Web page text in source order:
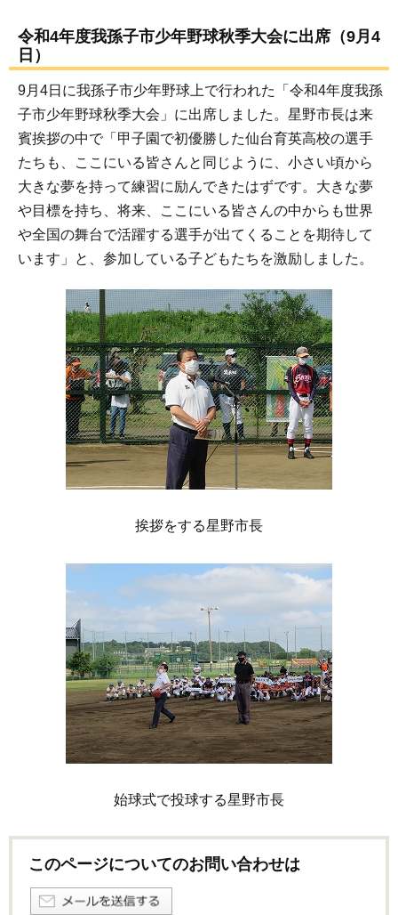
令和4年度我孫子市少年野球秋季大会に出席（9月4
日）
9月4日に我孫子市少年野球上で行われた「令和4年度我孫
子市少年野球秋季大会」に出席しました。星野市長は来
賓挨拶の中で「甲子園で初優勝した仙台育英高校の選手
たちも、ここにいる皆さんと同じように、小さい頃から
大きな夢を持って練習に励んできたはずです。大きな夢
や目標を持ち、将来、ここにいる皆さんの中からも世界
や全国の舞台で活躍する選手が出てくることを期待して
います」と、参加している子どもたちを激励しました。
挨拶をする星野市長
始球式で投球する星野市長
このページについてのお問い合わせは